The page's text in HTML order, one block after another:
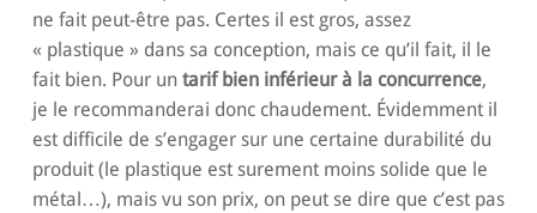
ne fait peut-être pas. Certes il est gros, assez
« plastique » dans sa conception, mais ce qu’il fait, il le
fait bien. Pour un tarif bien inférieur à la concurrence,
je le recommanderai donc chaudement. Évidemment il
est difficile de s’engager sur une certaine durabilité du
produit (le plastique est surement moins solide que le
métal…), mais vu son prix, on peut se dire que c’est pas